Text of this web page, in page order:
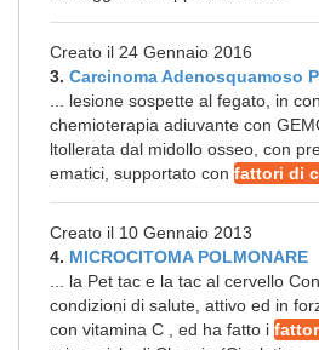
Creato il 24 Gennaio 2016
3. Carcinoma Adenosquamoso
... lesione sospette al fegato, in
chemioterapia adiuvante con
ltollerata dal midollo osseo, con
ematici, supportato con fattori di
Creato il 10 Gennaio 2013
4. MICROCITOMA POLMONARE
... la Pet tac e la tac al cervello
condizioni di salute, attivo ed in
con vitamina C , ed ha fatto i